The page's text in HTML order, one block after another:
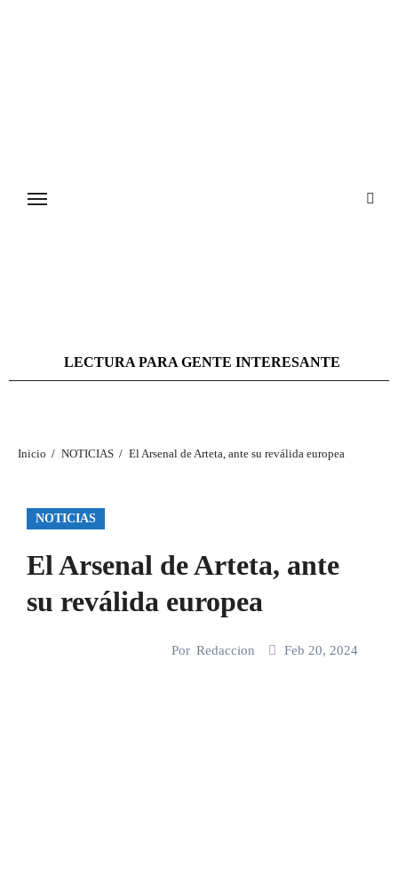
LECTURA PARA GENTE INTERESANTE
Inicio NOTICIAS El Arsenal de Arteta, ante su reválida europea
NOTICIAS
El Arsenal de Arteta, ante
su reválida europea
Por Redaccion Feb 20, 2024